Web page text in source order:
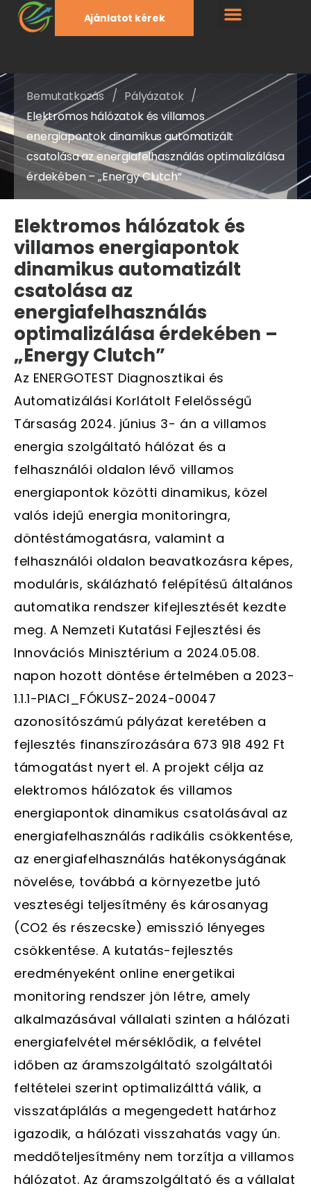
Ajánlatot kérek
Bemutatkozás / Pályázatok /
Elektromos hálózatok és villamos
energiapontok dinamikus automatizált
csatolása az energiafelhasználás optimalizálása
érdekében – „Energy Clutch”
Elektromos hálózatok és
villamos energiapontok
dinamikus automatizált
csatolása az
energiafelhasználás
optimalizálása érdekében –
„Energy Clutch”
Az ENERGOTEST Diagnosztikai és
Automatizálási Korlátolt Felelősségű
Társaság 2024. június 3- án a villamos
energia szolgáltató hálózat és a
felhasználói oldalon lévő villamos
energiapontok közötti dinamikus, közel
valós idejű energia monitoringra,
döntéstámogatásra, valamint a
felhasználói oldalon beavatkozásra képes,
moduláris, skálázható felépítésű általános
automatika rendszer kifejlesztését kezdte
meg. A Nemzeti Kutatási Fejlesztési és
Innovációs Minisztérium a 2024.05.08.
napon hozott döntése értelmében a 2023-
1.1.1-PIACI_FÓKUSZ-2024-00047
azonosítószámú pályázat keretében a
fejlesztés finanszírozására 673 918 492 Ft
támogatást nyert el. A projekt célja az
elektromos hálózatok és villamos
energiapontok dinamikus csatolásával az
energiafelhasználás radikális csökkentése,
az energiafelhasználás hatékonyságának
növelése, továbbá a környezetbe jutó
veszteségi teljesítmény és károsanyag
(CO2 és részecske) emisszió lényeges
csökkentése. A kutatás-fejlesztés
eredményeként online energetikai
monitoring rendszer jön létre, amely
alkalmazásával vállalati szinten a hálózati
energiafelvétel mérséklődik, a felvétel
időben az áramszolgáltató szolgáltatói
feltételei szerint optimalizálttá válik, a
visszatáplálás a megengedett határhoz
igazodik, a hálózati visszahatás vagy ún.
meddőteljesítmény nem torzítja a villamos
hálózatot. Az áramszolgáltató és a vállalat